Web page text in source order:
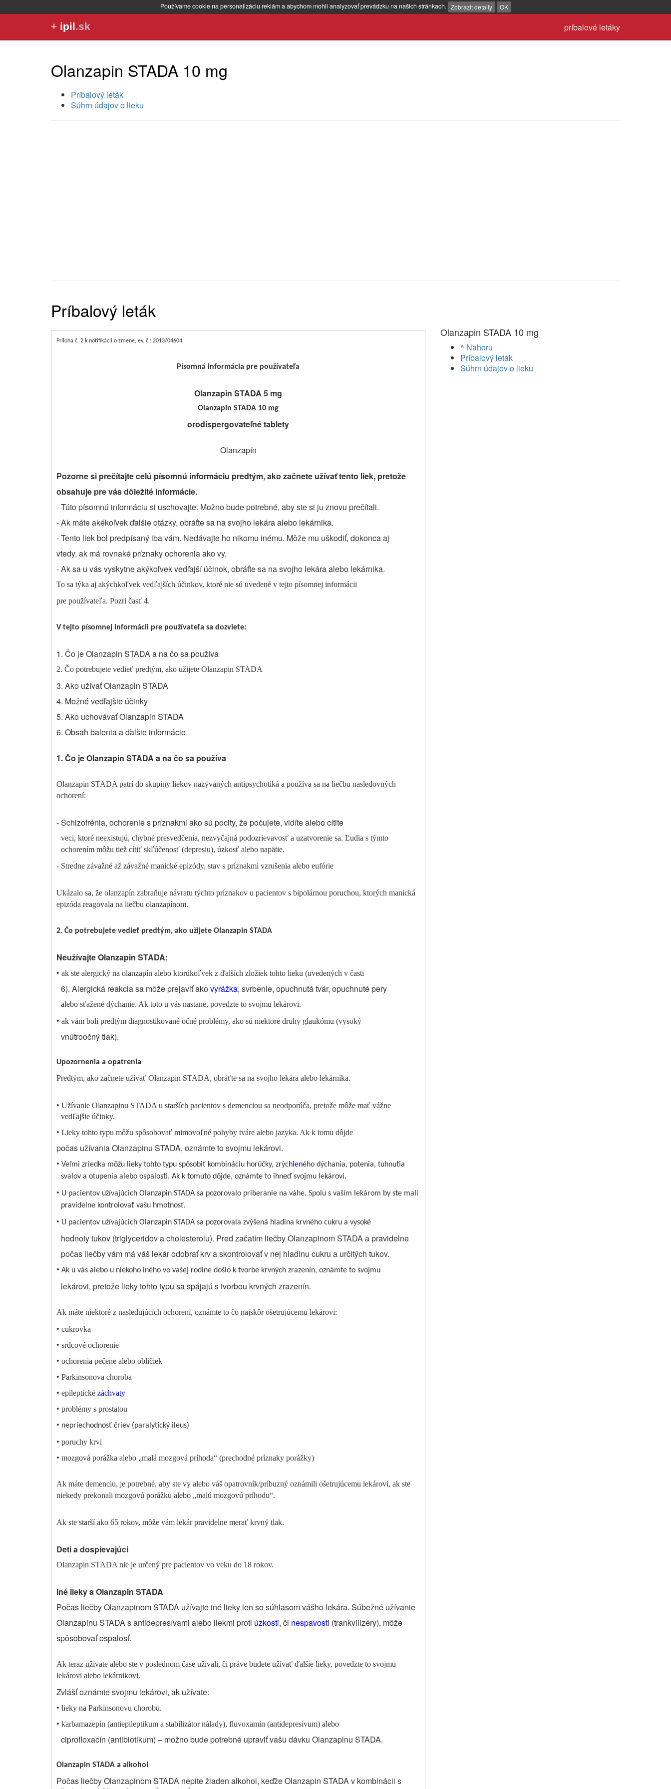
Používame cookie na personalizáciu reklám a abychom mohli analyzovať prevádzku na našich stránkach. Zobrazit detaily OK
príbalové letáky
+ ipil.sk
Olanzapin STADA 10 mg
Príbalový leták
Súhrn údajov o lieku
Príbalový leták
Príloha č. 2 k notifikácii o zmene, ev. č.: 2013/04604
Písomná informácia pre používateľa
Olanzapin STADA 5 mg
Olanzapin STADA 10 mg
orodispergovateľné tablety
Olanzapín
Pozorne si prečítajte celú písomnú informáciu predtým, ako začnete užívať tento liek, pretože
obsahuje pre vás dôležité informácie.
- Túto písomnú informáciu si uschovajte. Možno bude potrebné, aby ste si ju znovu prečítali.
- Ak máte akékoľvek ďalšie otázky, obráťte sa na svojho lekára alebo lekárnika.
- Tento liek bol predpísaný iba vám. Nedávajte ho nikomu inému. Môže mu uškodiť, dokonca aj
vtedy, ak má rovnaké príznaky ochorenia ako vy.
- Ak sa u vás vyskytne akýkoľvek vedľajší účinok, obráťte sa na svojho lekára alebo lekárnika.
To sa týka aj akýchkoľvek vedľajších účinkov, ktoré nie sú uvedené v tejto písomnej informácii
pre používateľa. Pozri časť 4.
V tejto písomnej informácii pre používateľa sa dozviete:
1. Čo je Olanzapin STADA a na čo sa používa
2. Čo potrebujete vedieť predtým, ako užijete Olanzapin STADA
3. Ako užívať Olanzapin STADA
4. Možné vedľajšie účinky
5. Ako uchovávať Olanzapin STADA
6. Obsah balenia a ďalšie informácie
1. Čo je Olanzapin STADA a na čo sa používa
Olanzapin STADA patrí do skupiny liekov nazývaných antipsychotiká a používa sa na liečbu nasledovných
ochorení:
- Schizofrénia, ochorenie s príznakmi ako sú pocity, že počujete, vidíte alebo cítite
veci, ktoré neexistujú, chybné presvedčenia, nezvyčajná podozrievavosť a uzatvorenie sa. Ľudia s týmto
ochorením môžu tiež cítiť skľúčenosť (depresiu), úzkosť alebo napätie.
- Stredne závažné až závažné manické epizódy, stav s príznakmi vzrušenia alebo eufórie
Ukázalo sa, že olanzapín zabraňuje návratu týchto príznakov u pacientov s bipolárnou poruchou, ktorých manická
epizóda reagovala na liečbu olanzapínom.
2. Čo potrebujete vedieť predtým, ako užijete Olanzapin STADA
Neužívajte Olanzapin STADA:
• ak ste alergický na olanzapín alebo ktorúkoľvek z ďalších zložiek tohto lieku (uvedených v časti
6). Alergická reakcia sa môže prejaviť akovyrážka, svrbenie, opuchnutá tvár, opuchnuté pery
alebo sťažené dýchanie. Ak toto u vás nastane, povedzte to svojmu lekárovi.
• ak vám boli predtým diagnostikované očné problémy, ako sú niektoré druhy glaukómu (vysoký
vnútroočný tlak).
Upozornenia a opatrenia
Predtým, ako začnete užívať Olanzapin STADA, obráťte sa na svojho lekára alebo lekárnika.
• Užívanie Olanzapinu STADA u starších pacientov s demenciou sa neodporúča, pretože môže mať vážne
vedľajšie účinky.
• Lieky tohto typu môžu spôsobovať mimovoľné pohyby tváre alebo jazyka. Ak k tomu dôjde
počas užívania Olanzapinu STADA, oznámte to svojmu lekárovi.
• Veľmi zriedka môžu lieky tohto typu spôsobiť kombináciu horúčky, zrýchleného dýchania, potenia, tuhnutia
svalov a otupenia alebo ospalosti. Ak k tomuto dôjde, oznámte to ihneď svojmu lekárovi.
• U pacientov užívajúcich Olanzapin STADA sa pozorovalo priberanie na váhe. Spolu s vaším lekárom by ste mali
pravidelne kontrolovať vašu hmotnosť.
• U pacientov užívajúcich Olanzapin STADA sa pozorovala zvýšená hladina krvného cukru a vysoké
hodnoty tukov (triglyceridov a cholesterolu). Pred začatím liečby Olanzapinom STADA a pravidelne
počas liečby vám má váš lekár odobrať krv a skontrolovať v nej hladinu cukru a určitých tukov.
• Ak u vás alebo u niekoho iného vo vašej rodine došlo k tvorbe krvných zrazenín, oznámte to svojmu
lekárovi, pretože lieky tohto typu sa spájajú s tvorbou krvných zrazenín.
Ak máte niektoré z nasledujúcich ochorení, oznámte to čo najskôr ošetrujúcemu lekárovi:
• cukrovka
• srdcové ochorenie
• ochorenia pečene alebo obličiek
• Parkinsonova choroba
• epileptické záchvaty
• problémy s prostatou
• nepriechodnosť čriev (paralytický ileus)
• poruchy krvi
• mozgová porážka alebo „malá mozgová príhoda“ (prechodné príznaky porážky)
Ak máte demenciu, je potrebné, aby ste vy alebo váš opatrovník/príbuzný oznámili ošetrujúcemu lekárovi, ak ste
niekedy prekonali mozgovú porážku alebo „malú mozgovú príhodu“.
Ak ste starší ako 65 rokov, môže vám lekár pravidelne merať krvný tlak.
Deti a dospievajúci
Olanzapin STADA nie je určený pre pacientov vo veku do 18 rokov.
Iné lieky a Olanzapin STADA
Počas liečby Olanzapinom STADA užívajte iné lieky len so súhlasom vášho lekára. Súbežné užívanie
Olanzapinu STADA s antidepresívami alebo liekmi proti úzkosti, či nespavosti (trankvilizéry), môže
spôsobovať ospalosť.
Ak teraz užívate alebo ste v poslednom čase užívali, či práve budete užívať ďalšie lieky, povedzte to svojmu
lekárovi alebo lekárnikovi.
Zvlášť oznámte svojmu lekárovi, ak užívate:
• lieky na Parkinsonovu chorobu.
• karbamazepín (antiepileptikum a stabilizátor nálady), fluvoxamín (antidepresívum) alebo
ciprofloxacín (antibiotikum) – možno bude potrebné upraviť vašu dávku Olanzapinu STADA.
Olanzapin STADA a alkohol
Počas liečby Olanzapinom STADA nepite žiaden alkohol, keďže Olanzapin STADA v kombinácii s
Olanzapin STADA 10 mg
^ Nahoru
Príbalový leták
Súhrn údajov o lieku